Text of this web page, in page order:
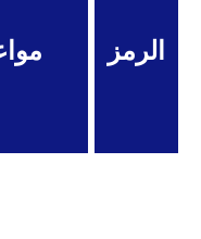
الرمز